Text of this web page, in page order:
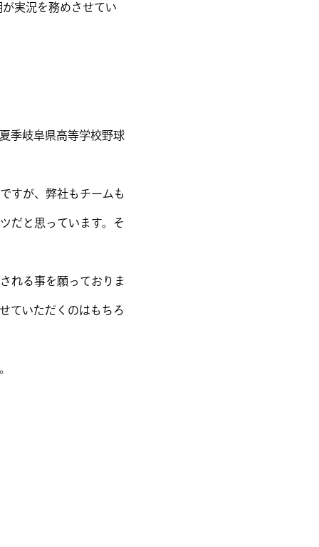
実況を務めさせてい
季岐阜県高等学校野球
すが、弊社もチームも
だと思っています。そ
れる事を願っておりま
ていただくのはもちろ